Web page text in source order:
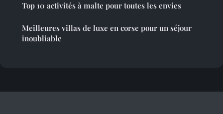
Top 10 activités à malte pour toutes les envies
Meilleures villas de luxe en corse pour un séjour
inoubliable